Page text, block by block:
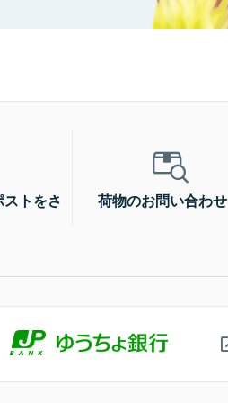
トをさ
荷物のお問い合わせ